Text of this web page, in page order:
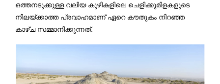
ഒത്തനടുക്കുള്ള വലിയ കുഴികളിലെ ചെളിക്കുമിളകളുടെ
നിലയ്ക്കാത്ത പ്രവാഹമാണ് ഏറെ കൗതുകം നിറഞ്ഞ
കാഴ്ച സമ്മാനിക്കുന്നത്.